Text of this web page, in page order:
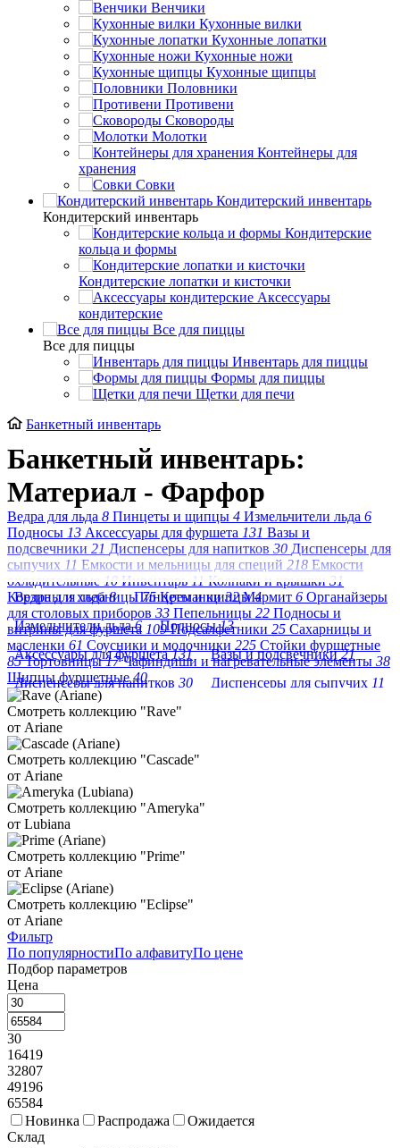
Венчики
Кухонные вилки
Кухонные лопатки
Кухонные ножи
Кухонные щипцы
Половники
Противени
Сковороды
Молотки
Контейнеры для
хранения
Совки
Кондитерский инвентарь
Кондитерский инвентарь
Кондитерские
кольца и формы
Кондитерские лопатки и кисточки
Аксессуары
кондитерские
Все для пиццы
Все для пиццы
Инвентарь для пиццы
Формы для пиццы
Щетки для печи
Банкетный инвентарь
Банкетный инвентарь:
Материал - Фарфор
Ведра для льда 8 Пинцеты и щипцы 4 Измельчители льда 6
Подносы 13 Аксессуары для фуршета 131 Вазы и
подсвечники 21 Диспенсеры для напитков 30 Диспенсеры для
сыпучих 11 Емкости и мельницы для специй 218 Емкости
охладительные
10 Инвентарь 11 Колпаки и крышки 31
Корзины и хлебницы 75 Креманки 32 Мармит 6 Органайзеры
для столовых приборов 33 Пепельницы 22 Подносы и
витрины для фуршета 109 Подсалфетники 25 Сахарницы и
масленки 61 Соусники и молочники 225 Стойки фуршетные
85 Тортовницы 17 Чафиндиши и нагревательные элементы 38
Щипцы фуршетные40
Ведра для льда 8 Пинцеты и щипцы 4
Измельчители льда 6 Подносы 13
Аксессуары для фуршета 131 Вазы и подсвечники 21
Диспенсеры для напитков 30 Диспенсеры для сыпучих 11
Емкости и мельницы для специй
Емкости охладительные
Колпаки и крышки
31 Корзины и хлебницы
Креманки 32 Мармит
Органайзеры для столовых приборов
Подносы и витрины для фуршета
Сахарницы и масленки
Стойки фуршетные
85 Тортовницы
Чафиндиши и нагревательные элементы
Щипцы фуршетные
Смотреть коллекцию "Rave"
от Ariane
Смотреть коллекцию "Cascade"
от Ariane
Смотреть коллекцию "Ameryka"
от Lubiana
Смотреть коллекцию "Prime"
от Ariane
Смотреть коллекцию "Eclipse"
от Ariane
Фильтр
По популярностиПо алфавитуПо цене
Подбор параметров
Цена
30
16419
32807
49196
65584
Новинка
Распродажа
Ожидается
Склад